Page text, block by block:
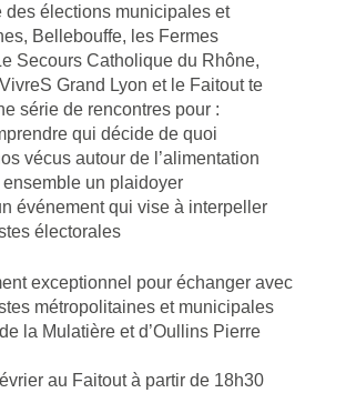
des élections municipales et
Bellebouffe, les Fermes
Secours Catholique du Rhône,
Grand Lyon et le Faitout te
série de rencontres pour :
qui décide de quoi
vécus autour de l’alimentation
ensemble un plaidoyer
événement qui vise à interpeller
électorales
exceptionnel pour échanger avec
métropolitaines et municipales
la Mulatière et d’Oullins Pierre
au Faitout à partir de 18h30